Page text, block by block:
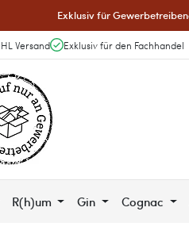
Exklusiv für
Versand Exklusiv für den Fachhandel
R(h)um Gin Cognac